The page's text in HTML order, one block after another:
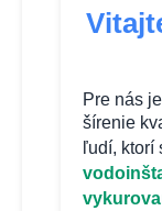
Pre nás
šírenie
ľudí, ktorí